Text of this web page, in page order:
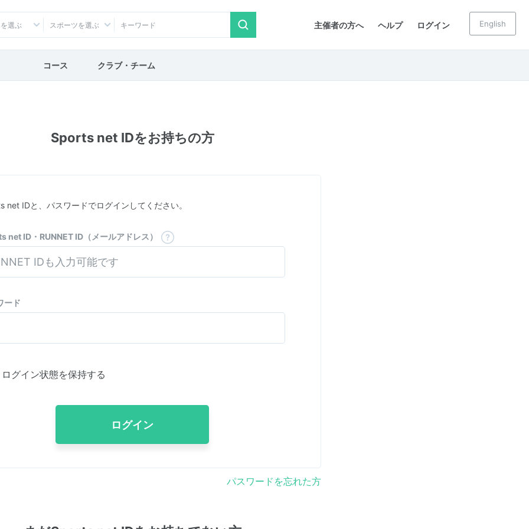
主催者の方へ ヘルプ ログイン
選ぶ スポーツを選ぶ English
コース クラブ・チーム
Sports net IDをお持ちの方
net IDと、パスワードでログインしてください。
net ID・RUNNET ID（メールアドレス）
ード
ログイン状態を保持する
ログイン
パスワードを忘れた方